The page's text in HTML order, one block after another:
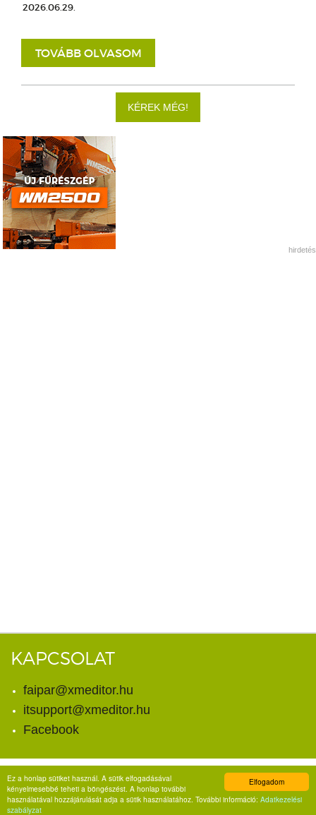
Elfogadom
Ez a honlap sütiket használ. A sütik elfogadásával
kényelmesebbé teheti a böngészést. A honlap további
használatával hozzájárulását adja a sütik használatához. További információ: Adatkezelési
szabályzat
2026.06.29.
TOVÁBB OLVASOM
KÉREK MÉG!
hirdetés
KAPCSOLAT
faipar@xmeditor.hu
itsupport@xmeditor.hu
Facebook
© Copyright 2026. X-meditor Kft.
Minden jog fenntartva.